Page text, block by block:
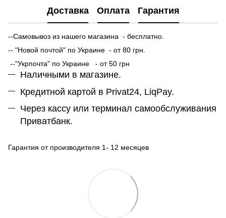
Доставка Оплата Гарантия
--Самовывоз из нашего магазина - бесплатно.
-- "Новой почтой" по Украине - от 80 грн.
--"Укрпочта" по Украине - от 50 грн
Наличными в магазине.
Кредитной картой в Privat24, LiqPay.
Через кассу или терминал самообслуживания
Приватбанк.
Гарантия от производителя 1- 12 месяцев